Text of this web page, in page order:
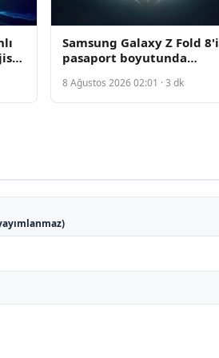
Samsung Galaxy Z Fold 8'i
pasaport boyutunda
8 Ağustos 2026 02:01 · 3 dk